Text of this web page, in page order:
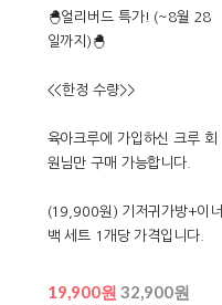
🐣얼리버드 특가! (~8월 28
일까지)🐣
<<한정 수량>>
육아크루에 가입하신 크루 회
원님만 구매 가능합니다.
(19,900원) 기저귀가방+이너
백 세트 1개당 가격입니다.
19,900원 32,900원